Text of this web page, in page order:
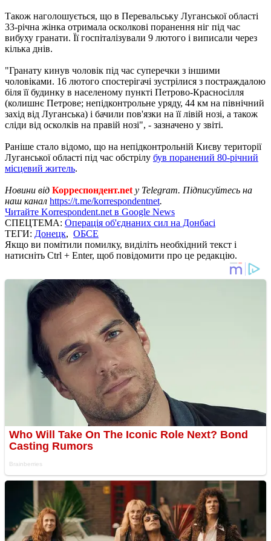
Також наголошується, що в Перевальську Луганської області
33-річна жінка отримала осколкові поранення ніг під час
вибуху гранати. Її госпіталізували 9 лютого і виписали через
кілька днів.
"Гранату кинув чоловік під час суперечки з іншими
чоловіками. 16 лютого спостерігачі зустрілися з постраждалою
біля її будинку в населеному пункті Петрово-Красносілля
(колишнє Петрове; непідконтрольне уряду, 44 км на північний
захід від Луганська) і бачили пов'язки на її лівій нозі, а також
сліди від осколків на правій нозі", - зазначено у звіті.
Раніше стало відомо, що на непідконтрольній Києву території
Луганської області під час обстрілу був поранений 80-річний
місцевий житель.
Новини від Корреспондент.net у Telegram. Підписуйтесь на
наш канал https://t.me/korrespondentnet.
Читайте Korrespondent.net в Google News
СПЕЦТЕМА: Операція об'єднаних сил на Донбасі
ТЕГИ: Донецк, ОБСЕ
Якщо ви помітили помилку, виділіть необхідний текст і
натисніть Ctrl + Enter, щоб повідомити про це редакцію.